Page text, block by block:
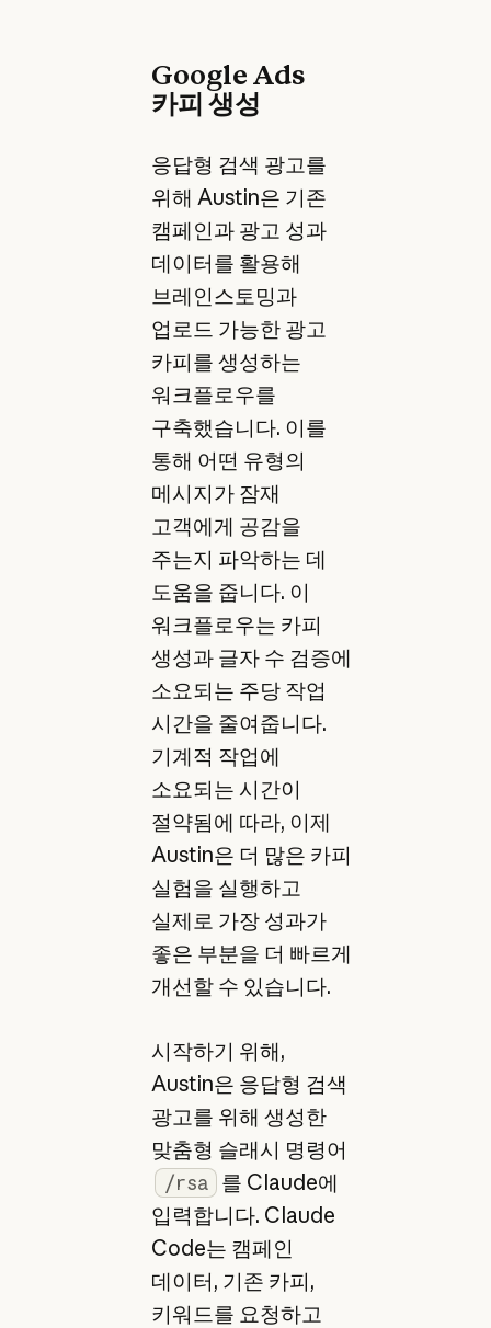
Google Ads
카피 생성
응답형 검색 광고를
위해 Austin은 기존
캠페인과 광고 성과
데이터를 활용해
브레인스토밍과
업로드 가능한 광고
카피를 생성하는
워크플로우를
구축했습니다. 이를
통해 어떤 유형의
메시지가 잠재
고객에게 공감을
주는지 파악하는 데
도움을 줍니다. 이
워크플로우는 카피
생성과 글자 수 검증에
소요되는 주당 작업
시간을 줄여줍니다.
기계적 작업에
소요되는 시간이
절약됨에 따라, 이제
Austin은 더 많은 카피
실험을 실행하고
실제로 가장 성과가
좋은 부분을 더 빠르게
개선할 수 있습니다.
시작하기 위해,
Austin은 응답형 검색
광고를 위해 생성한
맞춤형 슬래시 명령어
/rsa
를 Claude에
입력합니다. Claude
Code는 캠페인
데이터, 기존 카피,
키워드를 요청하고